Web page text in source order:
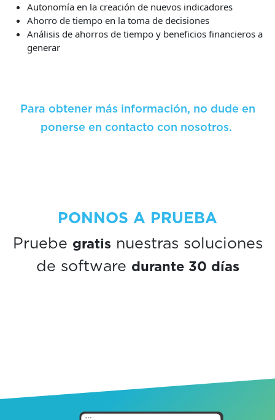
Autonomía en la creación de nuevos indicadores
Ahorro de tiempo en la toma de decisiones
Análisis de ahorros de tiempo y beneficios financieros a
generar
Para obtener más información, no dude en
ponerse en contacto con nosotros.
PONNOS A PRUEBA
Pruebe gratis nuestras soluciones
de software durante 30 días